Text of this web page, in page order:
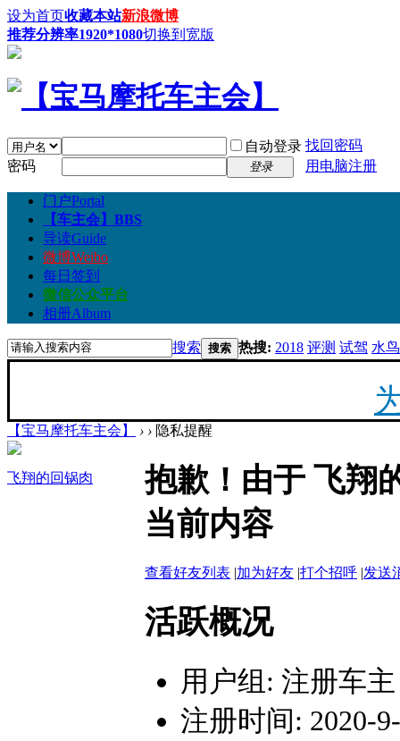
设为首页收藏本站新浪微博
推荐分辨率1920*1080切换到宽版
自动登录 找回密码
密码
登录 用电脑注册
门户Portal
【车主会】 BBS
导读Guide
微博Weibo
每日签到
微信公众平台
相册Album
搜索 搜索 热搜: 2018 评测 试驾 水鸟
你陪
【宝马摩托车主会】 › › 隐私提醒
飞翔的回锅肉
抱歉！由于 飞翔
当前内容
查看好友列表 |加为好友 |打个招呼 |发送
活跃概况
用户组: 注册车主
注册时间: 2020-